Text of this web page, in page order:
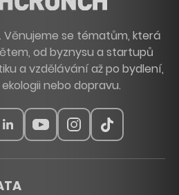
Věnujeme se tématům, která
od byznysu a startupů
a vzdělávání až po bydlení,
nebo dopravu.